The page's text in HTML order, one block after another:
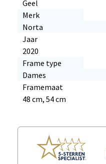
Geel
Merk
Norta
Jaar
2020
Frame type
Dames
Framemaat
48 cm, 54 cm